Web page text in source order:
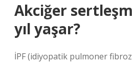
Akciğer
yıl yaşar?
İPF (idiyopatik pulmoner